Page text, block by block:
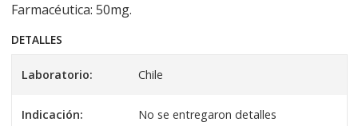
Farmacéutica: 50mg.
DETALLES
Laboratorio: Chile
Indicación:
No se entregaron detalles